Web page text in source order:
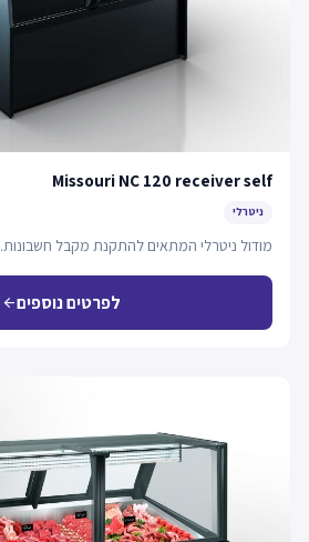
Missouri NC 120 receiver self
ניטרלי
מודול ניטרלי המתאים להתקנת מקבל חשבונות.
לפרטים נוספיםarrow_back